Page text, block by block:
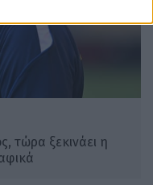
τώρα ξεκινάει η